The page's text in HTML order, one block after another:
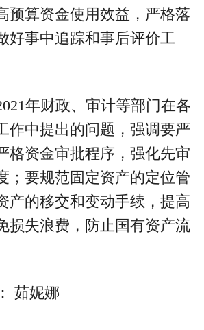
预算资金使用效益，严格落
好事中追踪和事后评价工
年财政、审计等部门在各
作中提出的问题，强调要严
格资金审批程序，强化先审
；要规范固定资产的定位管
产的移交和变动手续，提高
损失浪费，防止国有资产流
茹妮娜